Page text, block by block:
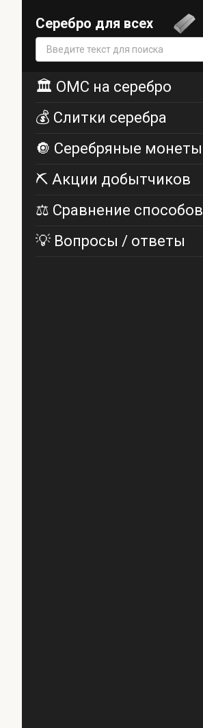
Серебро для всех
Поиск:
🏛️ ОМС на серебро
💰 Слитки серебра
🔘 Серебряные монеты
⛏️ Акции добытчиков
⚖️ Сравнение способов
💡 Вопросы / ответы